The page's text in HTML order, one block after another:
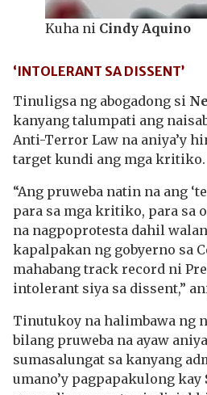
Kuha ni Cindy Aquino
‘INTOLERANT SA DISSENT’
Tinuligsa ng abogadong si
kanyang talumpati ang
Anti-Terror Law na aniya’y
target kundi ang mga kritiko.
“Ang pruweba natin na ang
para sa mga kritiko, para sa
na nagpoprotesta dahil
kapalpakan ng gobyerno sa
mahabang track record ni
intolerant siya sa dissent,”
Tinutukoy na halimbawa ng
bilang pruweba na ayaw
sumasalungat sa kanyang
umano’y pagpapakulong kay